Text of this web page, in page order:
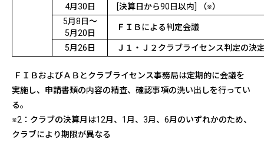
4月 30 日
[決算日から90日以内] （※）
5月8日～
5月20日
ＦＩＢによる判定会議
5月 26 日 Ｊ１・Ｊ２クラブライセンス判定の決
ＦＩＢおよびＡＢとクラブライセンス事務局は定期的に会議を
実施し、申請書類の内容の精査、確認事項の洗い出しを行ってい
る。
※2：クラブの決算月は12月、 1 月、 3月、6月のいずれかのため、
クラブにより期限が異なる